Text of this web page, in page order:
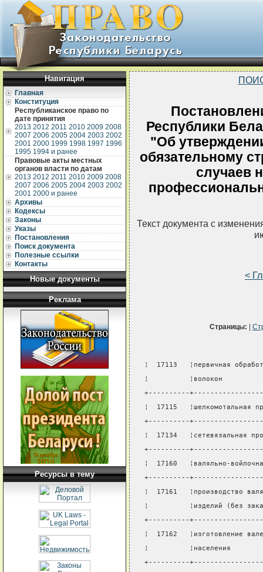
Навигация
Главная
Конституция
Республиканское право по
дате принятия
2013 2012 2011 2010 2009 2008
2007 2006 2005 2004 2003 2002
2001 2000 1999 1998 1997 1996
1995 1994 и ранее
Правовые акты местных
органов власти по датам
2013 2012 2011 2010 2009 2008
2007 2006 2005 2004 2003 2002
2001 2000 и ранее
Архивы
Кодексы
Законы
Указы
Постановления
Поиск документа
Полезные ссылки
Контакты
Новые документы
Реклама
Ресурсы в тему
Республики
"Об
обязательному
случаев
Текст документа с
<
Страницы:
¦  17113   ¦первичная
¦          ¦волокон
+----------
¦  17115
+----------
¦  17134
+----------
¦  17160   ¦валяльно-
+----------
¦  17161   ¦производство
¦          ¦изделий (без
+----------
¦  17162   ¦изготовление
¦          ¦населения
+----------